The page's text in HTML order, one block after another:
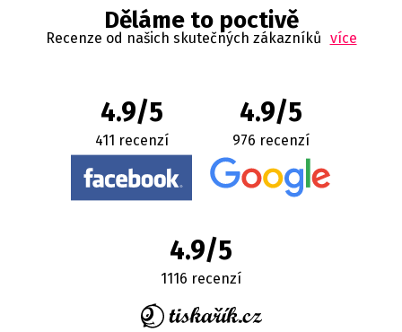
Děláme to poctivě
Recenze od našich skutečných zákazníků více
4.9/5
411 recenzí
4.9/5
976 recenzí
4.9/5
1116 recenzí